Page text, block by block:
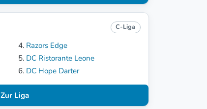
C-Liga
Razors Edge
DC Ristorante Leone
DC Hope Darter
Zur Liga